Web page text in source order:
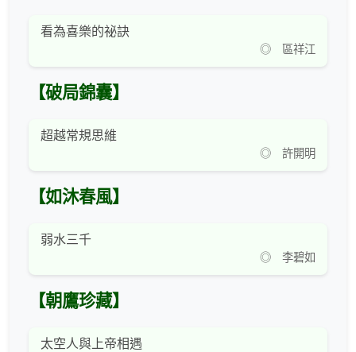
看為喜樂的祕訣
◎ 區祥江
【破局錦囊】
超越常規思維
◎ 許開明
【如沐春風】
弱水三千
◎ 李碧如
【朝鷹珍藏】
太空人與上帝相遇